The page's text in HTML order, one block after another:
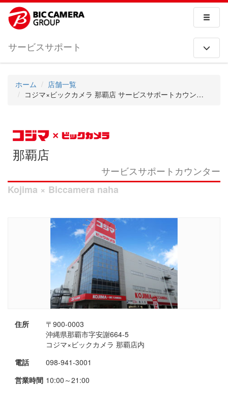
サービスサポート
ホーム
店舗一覧
コジマ×ビックカメラ 那覇店 サービスサポートカウンター
那覇店
サービスサポートカウンター
Kojima × Biccamera naha
住所
〒900-0003
沖縄県那覇市字安謝664-5
コジマ×ビックカメラ 那覇店内
電話
098-941-3001
営業時間 10:00～21:00